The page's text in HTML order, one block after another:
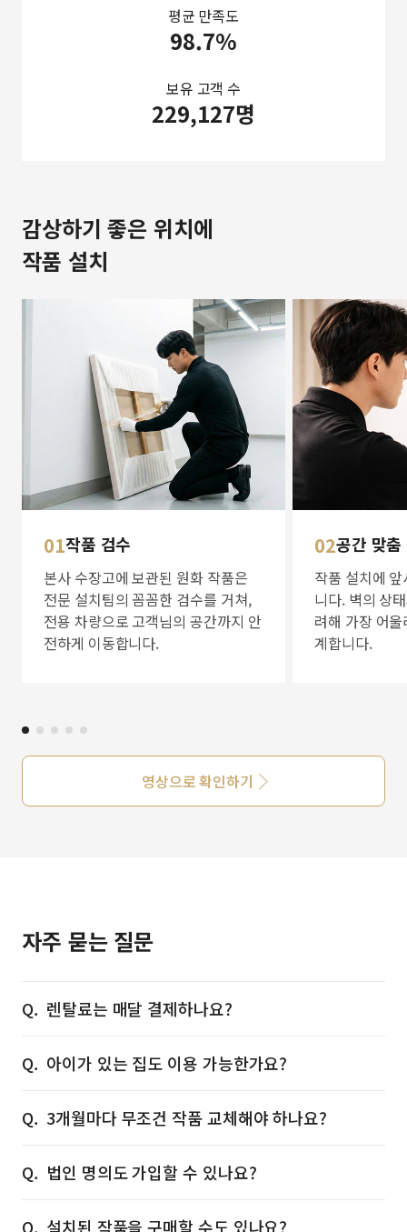
평균 만족도
98.7%
보유 고객 수
229,127명
감상하기 좋은 위치에
작품 설치
01작품 검수
본사 수장고에 보관된 원화 작품은
전문 설치팀의 꼼꼼한 검수를 거쳐,
전용 차량으로 고객님의 공간까지 안
전하게 이동합니다.
02공간 맞
작품 설치에
니다. 벽의 상
려해 가장 어
계합니다.
영상으로 확인하기
자주 묻는 질문
렌탈료는 매달 결제하나요?
아이가 있는 집도 이용 가능한가요?
3개월마다 무조건 작품 교체해야 하나요?
법인 명의도 가입할 수 있나요?
설치된 작품을 구매할 수도 있나요?